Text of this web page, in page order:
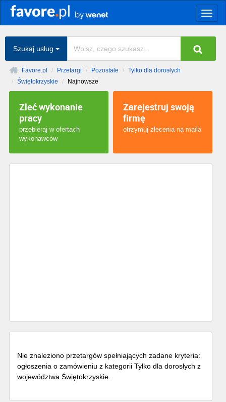
Szukaj usług
Favore.pl Przetargi Pozostałe
Tylko dla dorosłych
Świętokrzyskie
Najnowsze
Zleć wykonanie
pracy
przebieraj w ofertach
wykonawców
Zarejestruj swoją
firmę
otrzymuj zlecenia na maila
Nie znaleziono przetargów spełniających zadane kryteria:
ogłoszenia o zamówieniu z kategorii Tylko dla dorosłych z
województwa Świętokrzyskie.